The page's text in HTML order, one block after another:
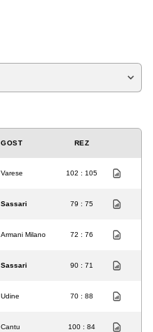
GOST REZ
Varese 102 : 105
Sassari 79 : 75
Armani Milano 72 : 76
Sassari 90 : 71
Udine 70 : 88
Cantu 100 : 84